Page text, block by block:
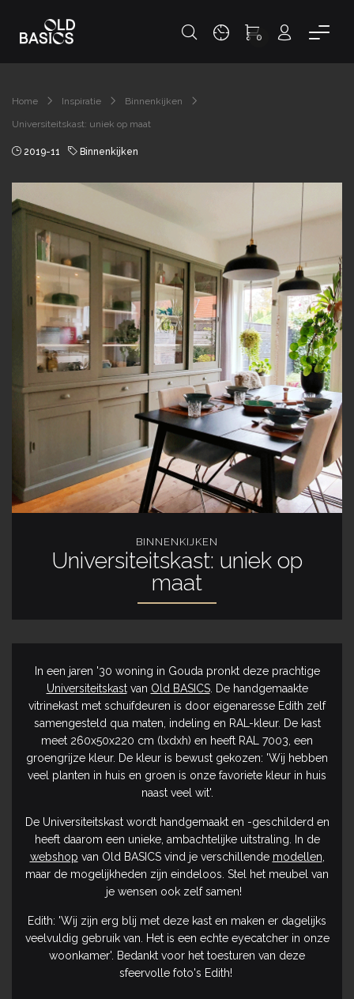
0
Home Inspiratie Binnenkijken
Universiteitskast: uniek op maat
2019-11 Binnenkijken
BINNENKIJKEN
Universiteitskast: uniek op
maat
In een jaren '30 woning in Gouda pronkt deze prachtige
Universiteitskastvan Old BASICS. De handgemaakte
vitrinekast met schuifdeuren is door eigenaresse Edith zelf
samengesteld qua maten, indeling en RAL-kleur. De kast
meet 260x50x220 cm (lxdxh) en heeft RAL 7003, een
groengrijze kleur. De kleur is bewust gekozen: 'Wij hebben
veel planten in huis en groen is onze favoriete kleur in huis
naast veel wit'.
De Universiteitskast wordt handgemaakt en -geschilderd en
heeft daarom een unieke, ambachtelijke uitstraling. In de
webshop van Old BASICS vind je verschillende modellen
maar de mogelijkheden zijn eindeloos. Stel het meubel van
je wensen ook zelf samen!
Edith: 'Wij zijn erg blij met deze kast en maken er dagelijks
veelvuldig gebruik van. Het is een echte eyecatcher in onze
woonkamer'. Bedankt voor het toesturen van deze
sfeervolle foto's Edith!